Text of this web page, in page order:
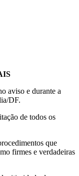
aviso e durante a
DF.
de todos os
que
firmes e verdadeiras